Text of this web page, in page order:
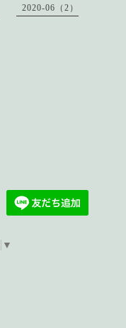
2020-06（2）
▼